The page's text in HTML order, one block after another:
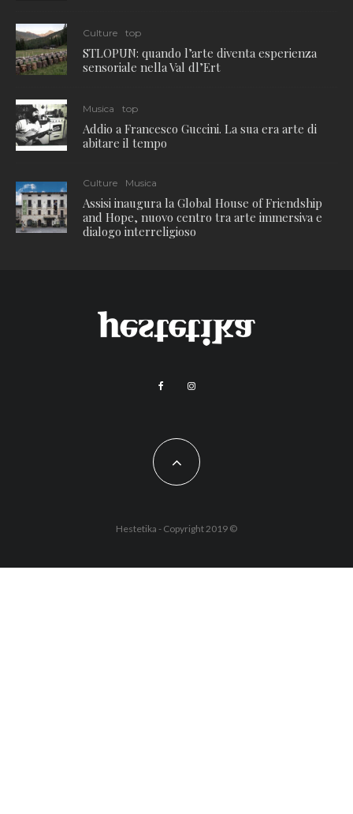
Culture top
STLOPUN: quando l’arte diventa esperienza
sensoriale nella Val dl’Ert
Musica top
Addio a Francesco Guccini. La sua era arte di
abitare il tempo
Culture Musica
Assisi inaugura la Global House of Friendship
and Hope, nuovo centro tra arte immersiva e
dialogo interreligioso
Hestetika - Copyright 2019 ©